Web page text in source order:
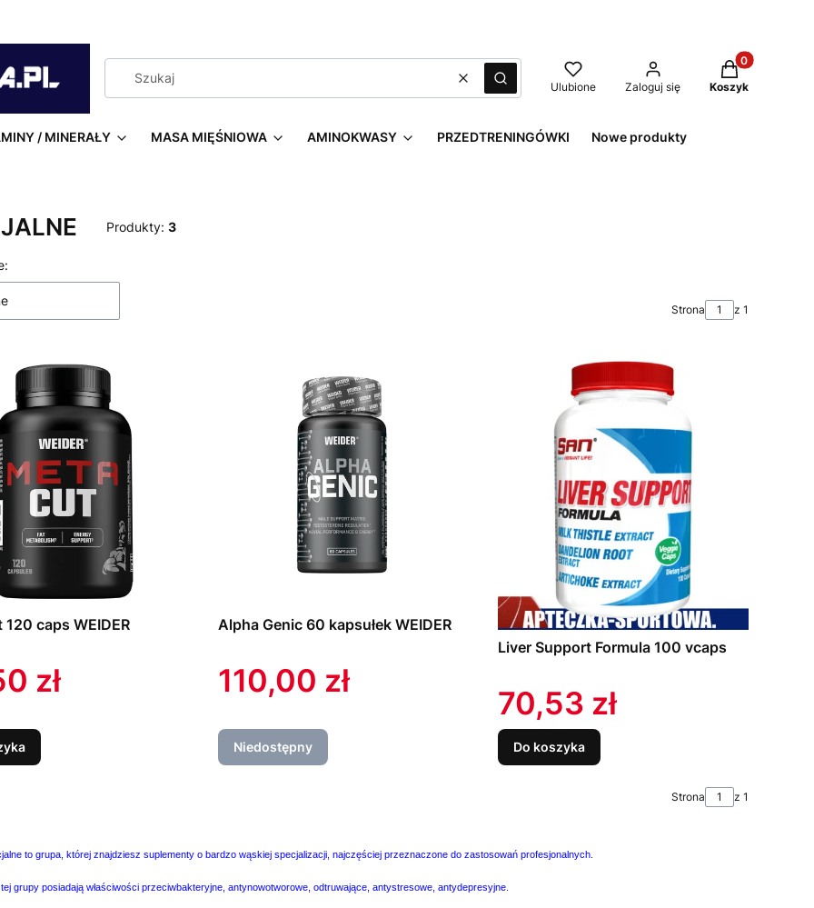
WyczyśćSzukaj Ulubione Zaloguj się
Produkty w
Koszyk
/ MINERAŁY MASA MIĘŚNIOWA AMINOKWASY PRZEDTRENINGÓWKI Nowe produkty
Produkty: 3
Strona z 1
120 caps WEIDER
zł
Alpha Genic 60 kapsułek WEIDER
Cena
110,00 zł
Niedostępny
Liver Support Formula 100 vcaps
Cena
70,53 zł
Do koszyka
Strona z 1
to grupa, której znajdziesz suplementy o bardzo wąskiej specjalizacji, najczęściej przeznaczone do zastosowań profesjonalnych.
grupy posiadają właściwości przeciwbakteryjne, antynowotworowe, odtruwające, antystresowe, antydepresyjne.